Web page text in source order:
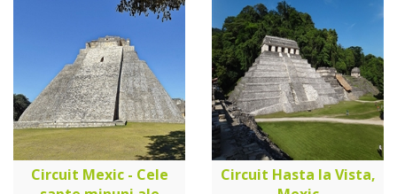
Circuit Mexic - Cele
Circuit Hasta la Vista,